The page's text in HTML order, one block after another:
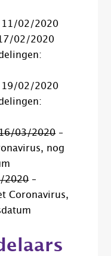
11/02/2020
02/2020
19/02/2020
03/2020–
nog
2020–
Coronavirus,